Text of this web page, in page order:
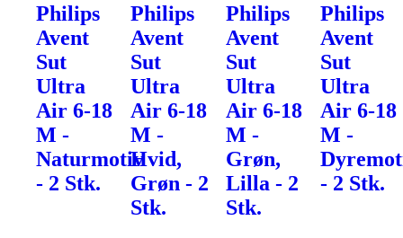
Philips
Avent
Sut
Ultra
Air 6-18
M -
Naturmotiv
- 2 Stk.
Philips
Avent
Sut
Ultra
Air 6-18
M -
Hvid,
Grøn - 2
Stk.
Philips
Avent
Sut
Ultra
Air 6-18
M -
Grøn,
Lilla - 2
Stk.
Philips
Avent
Sut
Ultra
Air 6-18
M -
- 2 Stk.